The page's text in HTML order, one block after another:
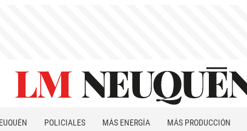
POLICIALES MÁS ENERGÍA MÁS PRODUCCIÓN